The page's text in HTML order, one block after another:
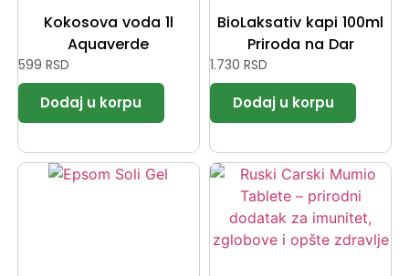
Kokosova voda 1l
Aquaverde
599 RSD
BioLaksativ kapi 100ml
Priroda na Dar
1.730 RSD